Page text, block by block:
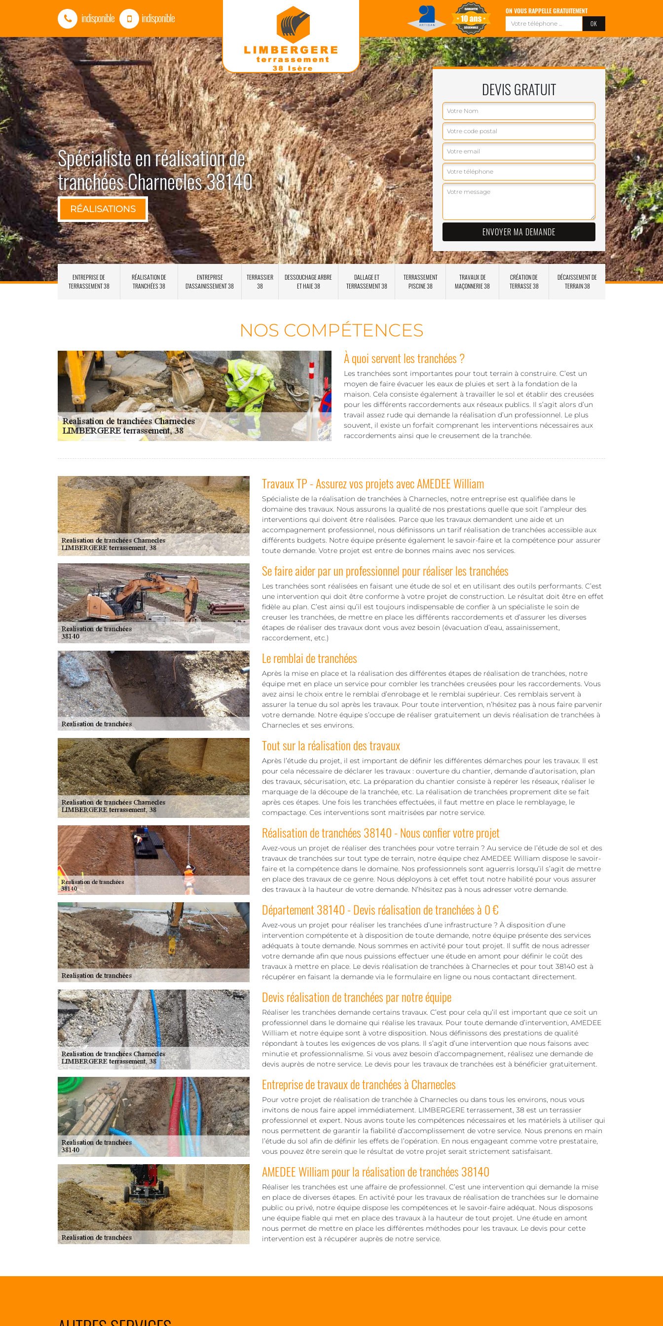
indisponible indisponible ON VOUS RAPPELLE GRATUITEMENT
Spécialiste en réalisation de
tranchées Charnecles 38140
RÉALISATIONS
DEVIS GRATUIT
ENTREPRISE DE
TERRASSEMENT 38
RÉALISATION DE
TRANCHÉES 38
ENTREPRISE
D'ASSAINISSEMENT 38
TERRASSIER
38
DESSOUCHAGE ARBRE
ET HAIE 38
DALLAGE ET
TERRASSEMENT 38
TERRASSEMENT
PISCINE 38
TRAVAUX DE
MAÇONNERIE 38
CRÉATION DE
TERRASSE 38
DÉCAISSEMENT DE
TERRAIN 38
NOS COMPÉTENCES
À quoi servent les tranchées ?
Les tranchées sont importantes pour tout terrain à construire. C’est un
moyen de faire évacuer les eaux de pluies et sert à la fondation de la
maison. Cela consiste également à travailler le sol et établir des creusées
pour les différents raccordements aux réseaux publics. Il s’agit alors d’un
travail assez rude qui demande la réalisation d’un professionnel. Le plus
souvent, il existe un forfait comprenant les interventions nécessaires aux
raccordements ainsi que le creusement de la tranchée.
Travaux TP - Assurez vos projets avec AMEDEE William
Spécialiste de la réalisation de tranchées à Charnecles, notre entreprise est qualifiée dans le
domaine des travaux. Nous assurons la qualité de nos prestations quelle que soit l’ampleur des
interventions qui doivent être réalisées. Parce que les travaux demandent une aide et un
accompagnement professionnel, nous définissons un tarif réalisation de tranchées accessible aux
différents budgets. Notre équipe présente également le savoir-faire et la compétence pour assurer
toute demande. Votre projet est entre de bonnes mains avec nos services.
Se faire aider par un professionnel pour réaliser les tranchées
Les tranchées sont réalisées en faisant une étude de sol et en utilisant des outils performants. C’est
une intervention qui doit être conforme à votre projet de construction. Le résultat doit être en effet
fidèle au plan. C’est ainsi qu’il est toujours indispensable de confier à un spécialiste le soin de
creuser les tranchées, de mettre en place les différents raccordements et d’assurer les diverses
étapes de réaliser des travaux dont vous avez besoin (évacuation d’eau, assainissement,
raccordement, etc.)
Le remblai de tranchées
Après la mise en place et la réalisation des différentes étapes de réalisation de tranchées, notre
équipe met en place un service pour combler les tranchées creusées pour les raccordements. Vous
avez ainsi le choix entre le remblai d’enrobage et le remblai supérieur. Ces remblais servent à
assurer la tenue du sol après les travaux. Pour toute intervention, n’hésitez pas à nous faire parvenir
votre demande. Notre équipe s’occupe de réaliser gratuitement un devis réalisation de tranchées à
Charnecles et ses environs.
Tout sur la réalisation des travaux
Après l’étude du projet, il est important de définir les différentes démarches pour les travaux. Il est
pour cela nécessaire de déclarer les travaux : ouverture du chantier, demande d’autorisation, plan
des travaux, sécurisation, etc. La préparation du chantier consiste à repérer les réseaux, réaliser le
marquage de la découpe de la tranchée, etc. La réalisation de tranchées proprement dite se fait
après ces étapes. Une fois les tranchées effectuées, il faut mettre en place le remblayage, le
compactage. Ces interventions sont maitrisées par notre service.
Réalisation de tranchées 38140 - Nous confier votre projet
Avez-vous un projet de réaliser des tranchées pour votre terrain ? Au service de l’étude de sol et des
travaux de tranchées sur tout type de terrain, notre équipe chez AMEDEE William dispose le savoir-
faire et la compétence dans le domaine. Nos professionnels sont aguerris lorsqu’il s’agit de mettre
en place des travaux de ce genre. Nous déployons à cet effet tout notre habilité pour vous assurer
des travaux à la hauteur de votre demande. N’hésitez pas à nous adresser votre demande.
Département 38140 - Devis réalisation de tranchées à 0 €
Avez-vous un projet pour réaliser les tranchées d’une infrastructure ? À disposition d’une
intervention compétente et à disposition de toute demande, notre équipe présente des services
adéquats à toute demande. Nous sommes en activité pour tout projet. Il suffit de nous adresser
votre demande afin que nous puissions effectuer une étude en amont pour définir le coût des
travaux à mettre en place. Le devis réalisation de tranchées à Charnecles et pour tout 38140 est à
récupérer en faisant la demande via le formulaire en ligne ou nous contactant directement.
Devis réalisation de tranchées par notre équipe
Réaliser les tranchées demande certains travaux. C’est pour cela qu’il est important que ce soit un
professionnel dans le domaine qui réalise les travaux. Pour toute demande d’intervention, AMEDEE
William et notre équipe sont à votre disposition. Nous définissons des prestations de qualité
répondant à toutes les exigences de vos plans. Il s’agit d’une intervention que nous faisons avec
minutie et professionnalisme. Si vous avez besoin d’accompagnement, réalisez une demande de
devis auprès de notre service. Le devis pour les travaux de tranchées est à bénéficier gratuitement.
Entreprise de travaux de tranchées à Charnecles
Pour votre projet de réalisation de tranchée à Charnecles ou dans tous les environs, nous vous
invitons de nous faire appel immédiatement. LIMBERGERE terrassement, 38 est un terrassier
professionnel et expert. Nous avons toute les compétences nécessaires et les matériels à utiliser qui
nous permettent de garantir la fiabilité d’accomplissement de votre service. Nous prenons en main
l’étude du sol afin de définir les effets de l’opération. En nous engageant comme votre prestataire,
vous pouvez être serein que le résultat de votre projet serait strictement satisfaisant.
AMEDEE William pour la réalisation de tranchées 38140
Réaliser les tranchées est une affaire de professionnel. C’est une intervention qui demande la mise
en place de diverses étapes. En activité pour les travaux de réalisation de tranchées sur le domaine
public ou privé, notre équipe dispose les compétences et le savoir-faire adéquat. Nous disposons
une équipe fiable qui met en place des travaux à la hauteur de tout projet. Une étude en amont
nous permet de mettre en place les différentes méthodes pour les travaux. Le devis pour cette
intervention est à récupérer auprès de notre service.